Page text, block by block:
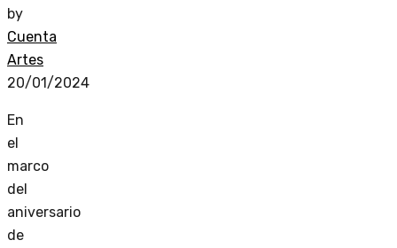
by
Cuenta
Artes
20/01/2024
En
el
marco
del
aniversario
de